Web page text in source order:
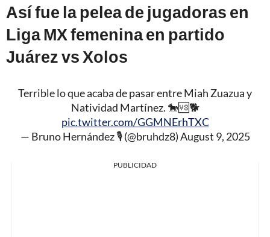
Así fue la pelea de jugadoras en
Liga MX femenina en partido
Juárez vs Xolos
Terrible lo que acaba de pasar entre Miah Zuazua y
Natividad Martínez. 🐎🆚🐕
pic.twitter.com/GGMNErhTXC
— Bruno Hernández 🎙️ (@bruhdz8)August 9, 2025
PUBLICIDAD